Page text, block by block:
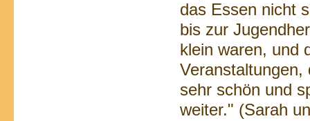
das Essen nicht
bis zur
klein waren, und
Veranstaltungen,
sehr schön und
weiter." (Sarah